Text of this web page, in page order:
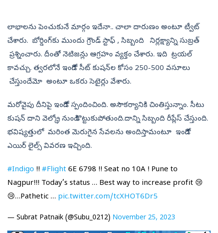
లాభాలను పెంచుకునే మార్గం ఇదేనా.. చాలా దారుణం అంటూ ట్వీట్‌
చేశారు. బోర్డింగ్‌కు ముందు గ్రౌండ్ స్టాఫ్ , సిబ్బంది నిర్లక్ష్యాన్ని సుబ్రత్
ప్రశ్నించారు. దీంతో నెటిజన్లు ఆగ్రహం వ్యక్తం చేశారు. ఇది ట్రయల్‌
కావచ్చు. త్వరలోనే ఇండిగో సీట్‌ కుషన్‌ల కోసం 250-500 వసూలు
చేస్తుందేమో అంటూ ఒకరు సెటైర్లు వేశారు.
మరోవైపు దీనిపై ఇండిగో స్పందించింది. అసౌకర్యానికి చింతిస్తున్నాం. సీటు
కుషన్ దాని వెల్క్రో నుండి కొట్టుకుపోతుంది.దాన్ని సిబ్బంది రీప్లేస్‌ చేస్తుంది.
భవిష్యత్తులో మరింత మెరుగైన సేవలను అందిస్తామంటూ ఇండిగో
ఎయిర్ లైల్స్‌ వివరణ ఇచ్చింది.
#Indigo !! #Flight 6E 6798 !! Seat no 10A ! Pune to
Nagpur!!! Today’s status … Best way to increase profit 😢
😢…Pathetic … pic.twitter.com/tcXHOT6Dr5
— Subrat Patnaik (@Subu_0212) November 25, 2023